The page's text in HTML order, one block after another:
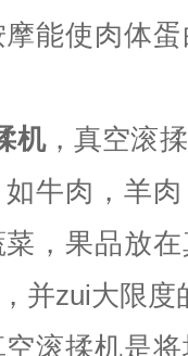
能使肉体
机，真空滚
牛肉，羊
，果品放
并zui大限度
滚揉机是